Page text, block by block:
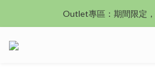
沙發新登場｜想躺就躺，頭等
Outlet專區：期間限定，
沙發新登場｜想躺就躺，頭等